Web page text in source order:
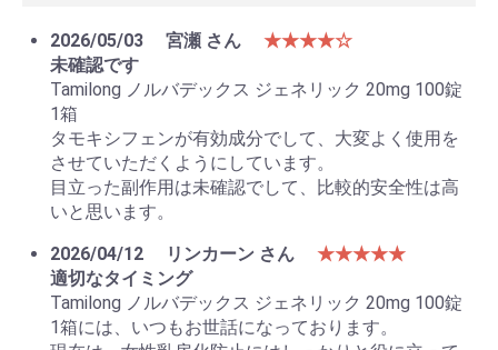
お買い物を続ける カートへ進む
2026/05/03 宮瀬 さん
★★★★☆
未確認です
Tamilong ノルバデックス ジェネリック 20mg 100錠
1箱
タモキシフェンが有効成分でして、大変よく使用を
させていただくようにしています。
目立った副作用は未確認でして、比較的安全性は高
いと思います。
2026/04/12
リンカーン さん
★★★★★
適切なタイミング
Tamilong ノルバデックス ジェネリック 20mg 100錠
1箱には、いつもお世話になっております。